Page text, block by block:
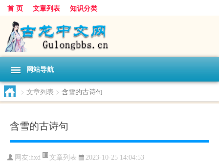
首 页 文章列表 知识分类
网站导航
> 文章列表 > 含雪的古诗句
含雪的古诗句
网友:hxd 文章列表 2023-10-25 14:04:53